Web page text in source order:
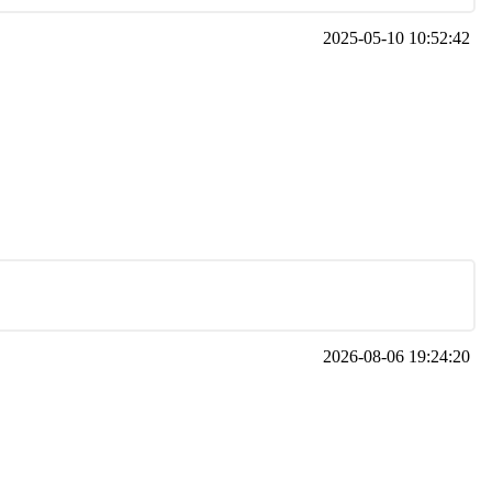
2025-05-10 10:52:42
2026-08-06 19:24:20